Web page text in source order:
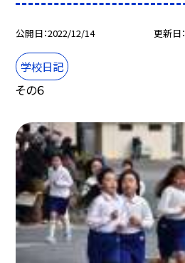
公開日 2022/12/14 更新日
学校日記
その６